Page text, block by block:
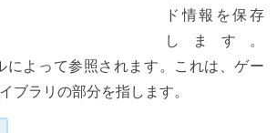
ド情報を保存
します。
よって参照されます。これは、ゲー
ブラリの部分を指します。